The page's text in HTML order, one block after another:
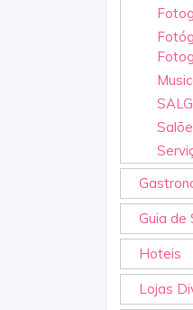
Guia de
Hoteis
Lojas